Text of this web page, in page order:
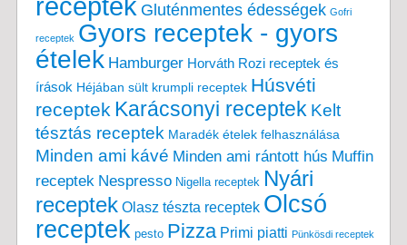
receptek Gluténmentes édességek Gofri
receptek Gyors receptek - gyors
ételek Hamburger Horváth Rozi receptek és
írások Héjában sült krumpli receptek Húsvéti
receptek Karácsonyi receptek Kelt
tésztás receptek Maradék ételek felhasználása
Minden ami kávé Minden ami rántott hús Muffin
receptek Nespresso Nigella receptek Nyári
receptek Olasz tészta receptek Olcsó
receptek pesto Pizza Primi piatti Pünkösdi receptek